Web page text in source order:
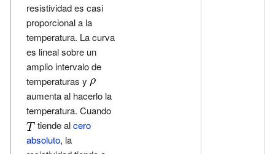
resistividad es casi
proporcional a la
temperatura. La curva
es lineal sobre un
amplio intervalo de
temperaturas y
aumenta al hacerlo la
temperatura. Cuando
tiende alcero
absoluto, la